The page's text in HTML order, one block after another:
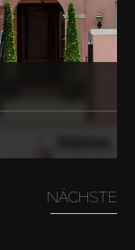
NÄCHSTE